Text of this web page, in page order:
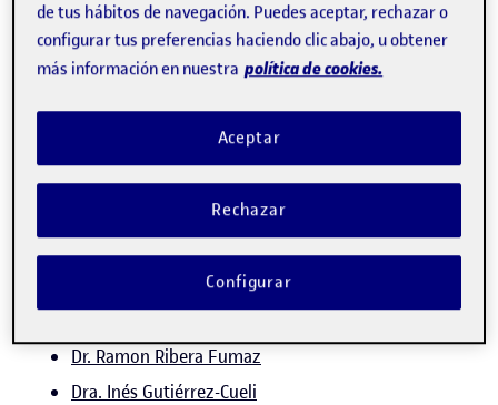
* Living labs y espacios de innovación cultural en la
regeneración de centros urbanos turísticos. Esta
línea de investigación explora nuevas formas de
infraestructura cultural y gestión patrimonial en la
regeneración urbana y el desarrollo de un sector
Dr. Ramon Ribera Fumaz
Dra. Inés Gutiérrez-Cueli
de tus hábitos de navegación. Puedes aceptar, rechazar o
configurar tus preferencias haciendo clic abajo, u obtener
más información en nuestra política de cookies.
Rechazar
Aceptar
Configurar